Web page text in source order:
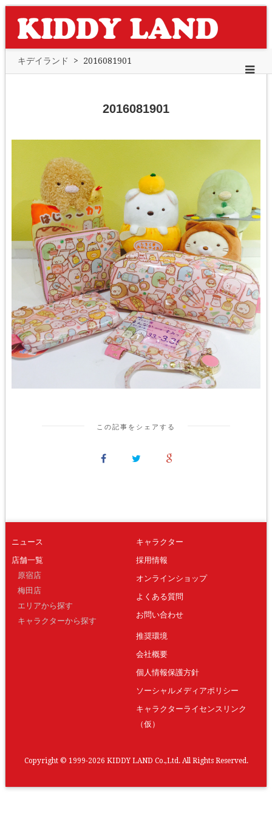
キデイランド > 2016081901
2016081901
この記事をシェアする
ニュース
店舗一覧
原宿店
梅田店
エリアから探す
キャラクターから探す
キャラクター
採用情報
オンラインショップ
よくある質問
お問い合わせ
推奨環境
会社概要
個人情報保護方針
ソーシャルメディアポリシー
キャラクターライセンスリンク
（仮）
Copyright © 1999-2026 KIDDY LAND Co.,Ltd. All Rights Reserved.